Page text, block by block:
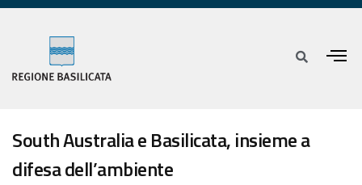
South Australia e Basilicata, insieme a
difesa dell’ambiente